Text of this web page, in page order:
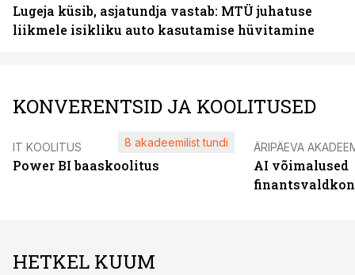
Lugeja küsib, asjatundja vastab: MTÜ juhatuse
liikmele isikliku auto kasutamise hüvitamine
KONVERENTSID JA KOOLITUSED
IT KOOLITUS
Power BI baaskoolitus
8 akadeemilist tundi ÄRIPÄEVA
AI võimalused
HETKEL KUUM